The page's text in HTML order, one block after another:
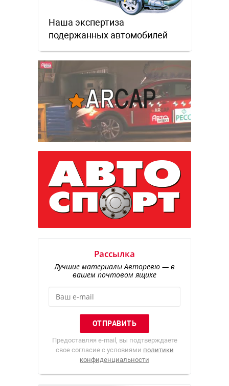
Наша экспертиза
подержанных автомобилей
Рассылка
Лучшие материалы Авторевю — в
вашем почтовом ящике
Предоставляя e-mail, вы подтверждаете
свое согласие с условиями политики
конфиденциальности